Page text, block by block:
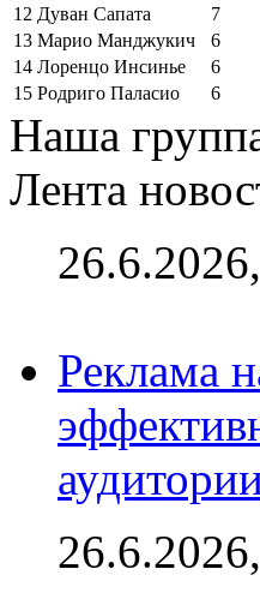
12 Дуван Сапата
7
13 Марио Манджукич
6
14 Лоренцо Инсинье
6
15 Родриго Паласио 6
Наша
Лента
Реклама